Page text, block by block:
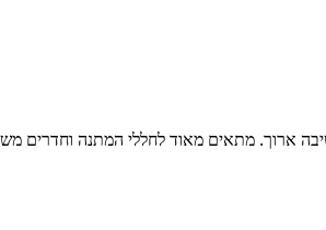
ארוך. מתאים מאוד לחללי המתנה וחדרים